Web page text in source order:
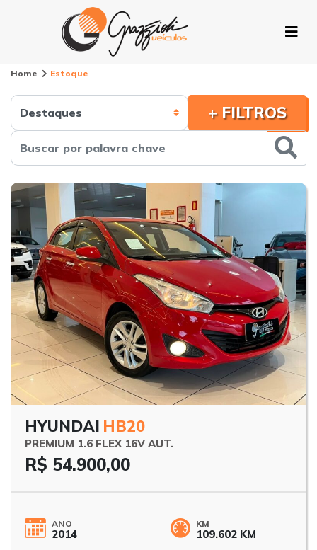
Home Estoque
+ FILTROS
HYUNDAI HB20
PREMIUM 1.6 FLEX 16V AUT.
R$ 54.900,00
ANO
2014
KM
109.602 KM